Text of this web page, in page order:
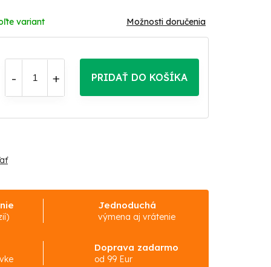
variant Možnosti doručenia
PRIDAŤ DO KOŠÍKA
Jednoduchá
výmena aj vrátenie
Doprava zadarmo
od 99 Eur